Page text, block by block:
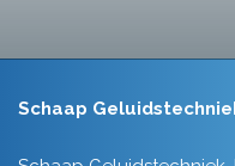
Schaap